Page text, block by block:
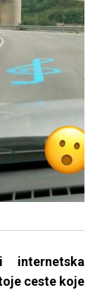
ceste koje